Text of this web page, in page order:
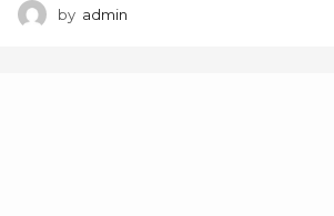
by admin